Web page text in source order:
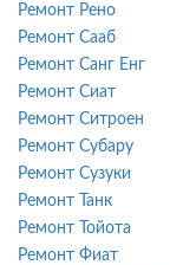
Ремонт Рено
Ремонт Сааб
Ремонт Санг Енг
Ремонт Сиат
Ремонт Ситроен
Ремонт Субару
Ремонт Сузуки
Ремонт Танк
Ремонт Тойота
Ремонт Фиат